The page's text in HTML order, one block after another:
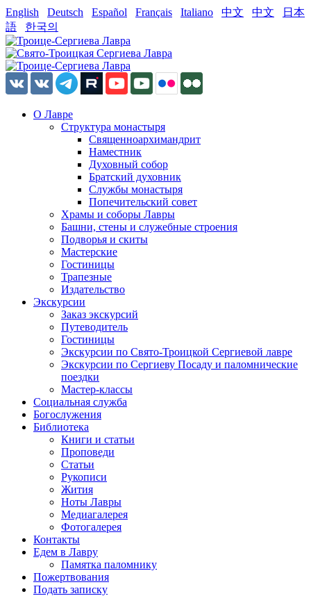
English Deutsch Español Français Italiano 中文 中文
日本
語
한국의
О Лавре
Структура монастыря
Священноархимандрит
Наместник
Духовный собор
Братский духовник
Службы монастыря
Попечительский совет
Храмы и соборы Лавры
Башни, стены и служебные строения
Подворья и скиты
Мастерские
Гостиницы
Трапезные
Издательство
Экскурсии
Заказ экскурсий
Путеводитель
Гостиницы
Экскурсии по Свято-Троицкой Сергиевой лавре
Экскурсии по Сергиеву Посаду и паломнические
поездки
Мастер-классы
Социальная служба
Богослужения
Библиотека
Книги и статьи
Проповеди
Статьи
Рукописи
Жития
Ноты Лавры
Медиагалерея
Фотогалерея
Контакты
Едем в Лавру
Памятка паломнику
Пожертвования
Подать записку